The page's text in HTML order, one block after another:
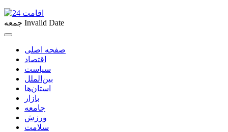
جمعه Invalid Date
صفحه اصلی
اقتصاد
سیاست
بین‌الملل
استان‌ها
بازار
جامعه
ورزش
سلامت